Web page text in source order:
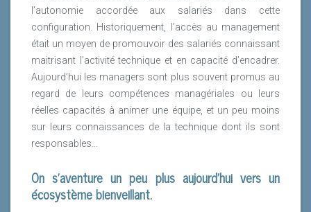
l’autonomie accordée aux salariés dans cette
configuration. Historiquement, l’accès au management
était un moyen de promouvoir des salariés connaissant
maitrisant l’activité technique et en capacité d’encadrer.
Aujourd’hui les managers sont plus souvent promus au
regard de leurs compétences managériales ou leurs
réelles capacités à animer une équipe, et un peu moins
sur leurs connaissances de la technique dont ils sont
responsables…
On s’aventure un peu plus aujourd’hui vers un
écosystème bienveillant.